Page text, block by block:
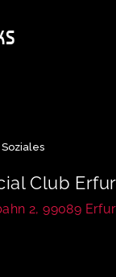
Club
2, 99089